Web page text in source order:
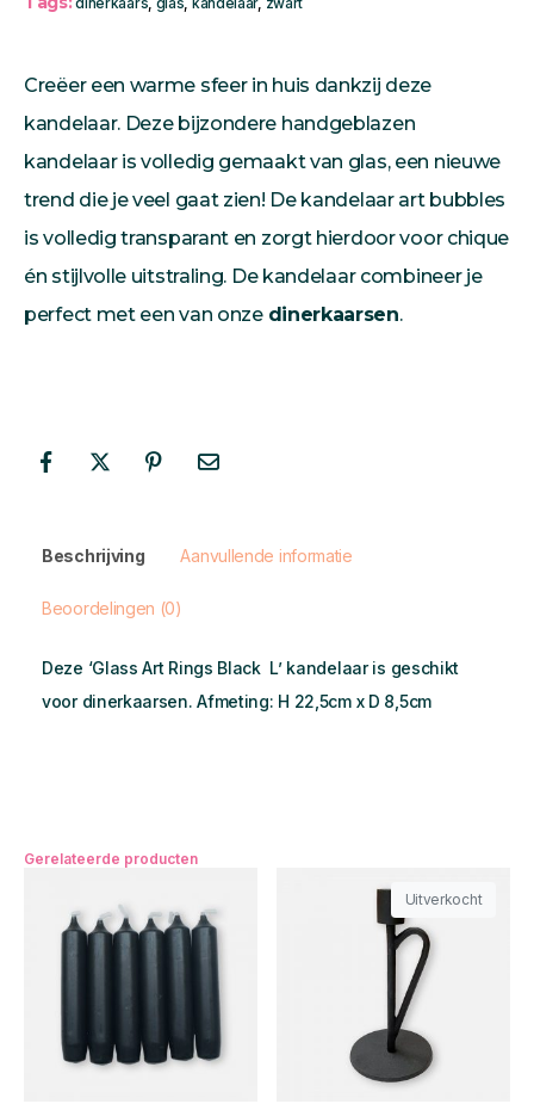
Creëer een warme sfeer in huis dankzij deze
kandelaar. Deze bijzondere handgeblazen
kandelaar is volledig gemaakt van glas, een nieuwe
trend die je veel gaat zien! De kandelaar art bubbles
is volledig transparant en zorgt hierdoor voor chique
én stijlvolle uitstraling. De kandelaar combineer je
perfect met een van onze dinerkaarsen.
Beschrijving Aanvullende informatie
Beoordelingen (0)
Deze ‘Glass Art Rings Black L’ kandelaar is geschikt
voor dinerkaarsen. Afmeting: H 22,5cm x D 8,5cm
Gerelateerde producten
Uitverkocht